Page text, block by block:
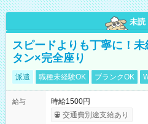
未読
スピードよりも丁寧に！
タン×完全座り
派遣 職種未経験OK ブランクOK
給与
時給1500円
交通費別途支給あり